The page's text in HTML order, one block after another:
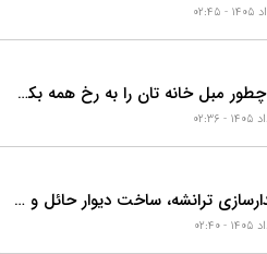
راهنمای کامل خرید پارچه مبلی؛ چطور مبل خانه تان را به رخ همه بکشید؟
گلفوژ؛ راهکاری هوشمند برای پایدارسازی ترانشه، ساخت دیوار حائل و زیباسازی شهری